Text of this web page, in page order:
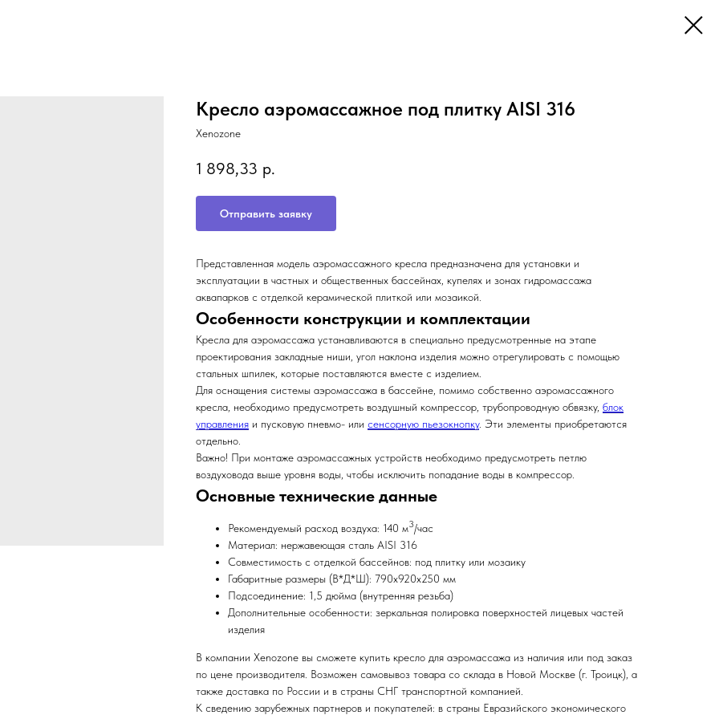
Кресло аэромассажное под плитку AISI 316
Xenozone
1 898,33 р.
Отправить заявку
Представленная модель аэромассажного кресла предназначена для установки и
эксплуатации в частных и общественных бассейнах, купелях и зонах гидромассажа
аквапарков с отделкой керамической плиткой или мозаикой.
Особенности конструкции и комплектации
Кресла для аэромассажа устанавливаются в специально предусмотренные на этапе
проектирования закладные ниши, угол наклона изделия можно отрегулировать с помощью
стальных шпилек, которые поставляются вместе с изделием.
Для оснащения системы аэромассажа в бассейне, помимо собственно аэромассажного
кресла, необходимо предусмотреть воздушный компрессор, трубопроводную обвязку, блок
управления и пусковую пневмо- или сенсорную пьезокнопку. Эти элементы приобретаются
отдельно.
Важно! При монтаже аэромассажных устройств необходимо предусмотреть петлю
воздуховода выше уровня воды, чтобы исключить попадание воды в компрессор.
Основные технические данные
Рекомендуемый расход воздуха: 140 м3/час
Материал: нержавеющая сталь AISI 316
Совместимость с отделкой бассейнов: под плитку или мозаику
Габаритные размеры (В*Д*Ш): 790х920х250 мм
Подсоединение: 1,5 дюйма (внутренняя резьба)
Дополнительные особенности: зеркальная полировка поверхностей лицевых частей
изделия
В компании Xenozone вы сможете купить кресло для аэромассажа из наличия или под заказ
по цене производителя. Возможен самовывоз товара со склада в Новой Москве (г. Троицк), а
также доставка по России и в страны СНГ транспортной компанией.
К сведению зарубежных партнеров и покупателей: в страны Евразийского экономического